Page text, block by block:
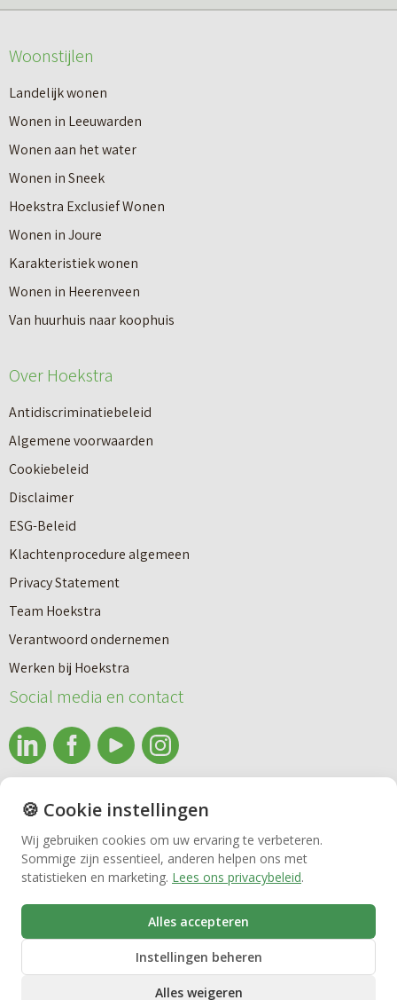
Nieuwbouw
Huren
Bedrijfsmakelaardij
Vastgoedbeheer
VvE beheer
Friesland
Woonstijlen
Landelijk wonen
Wonen in Leeuwarden
Wonen aan het water
Wonen in Sneek
Hoekstra Exclusief Wonen
Wonen in Joure
Karakteristiek wonen
Wonen in Heerenveen
Van huurhuis naar koophuis
Over Hoekstra
Antidiscriminatiebeleid
Algemene voorwaarden
Cookiebeleid
Disclaimer
ESG-Beleid
Klachtenprocedure algemeen
Privacy Statement
Team Hoekstra
Verantwoord ondernemen
Werken bij Hoekstra
Social media en contact
info@makelaardijhoekstra.nl
Alle contactgegevens
Bekijk de laatste nieuwsbrief van Makelaardij Hoekstra
Inschrijven nieuwsbrief Makelaardij Hoekstra
🍪 Cookie instellingen
Wij gebruiken cookies om uw ervaring te verbeteren.
Sommige zijn essentieel, anderen helpen ons met
statistieken en marketing. Lees ons privacybeleid.
Alles accepteren
Instellingen beheren
Alles weigeren